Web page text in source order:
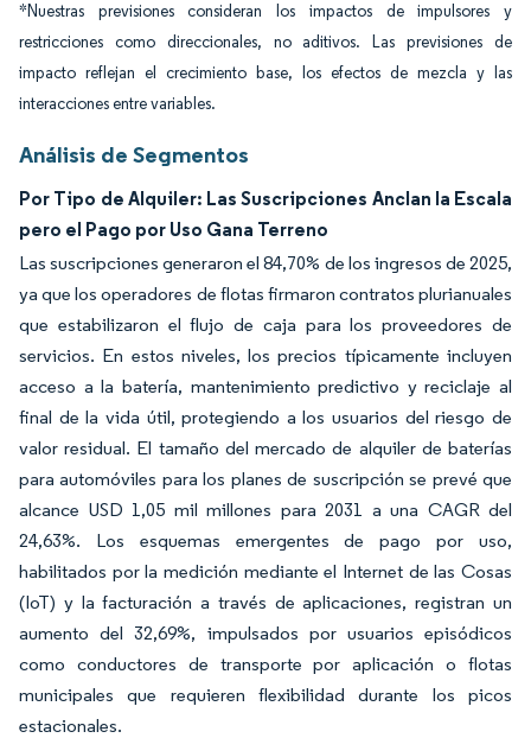
*Nuestras previsiones consideran los impactos de impulsores y
restricciones como direccionales, no aditivos. Las previsiones de
impacto reflejan el crecimiento base, los efectos de mezcla y las
interacciones entre variables.
Análisis de Segmentos
Por Tipo de Alquiler: Las Suscripciones Anclan la Escala
pero el Pago por Uso Gana Terreno
Las suscripciones generaron el 84,70% de los ingresos de 2025,
ya que los operadores de flotas firmaron contratos plurianuales
que estabilizaron el flujo de caja para los proveedores de
servicios. En estos niveles, los precios típicamente incluyen
acceso a la batería, mantenimiento predictivo y reciclaje al
final de la vida útil, protegiendo a los usuarios del riesgo de
valor residual. El tamaño del mercado de alquiler de baterías
para automóviles para los planes de suscripción se prevé que
alcance USD 1,05 mil millones para 2031 a una CAGR del
24,63%. Los esquemas emergentes de pago por uso,
habilitados por la medición mediante el Internet de las Cosas
(IoT) y la facturación a través de aplicaciones, registran un
aumento del 32,69%, impulsados por usuarios episódicos
como conductores de transporte por aplicación o flotas
municipales que requieren flexibilidad durante los picos
estacionales.